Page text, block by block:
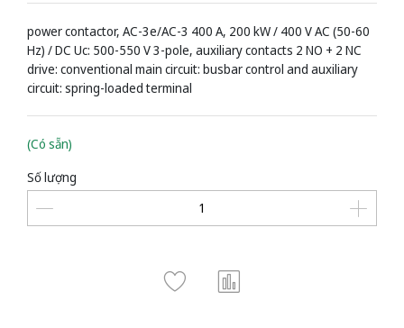
power contactor, AC-3e/AC-3 400 A, 200 kW / 400 V AC (50-60
Hz) / DC Uc: 500-550 V 3-pole, auxiliary contacts 2 NO + 2 NC
drive: conventional main circuit: busbar control and auxiliary
circuit: spring-loaded terminal
(Có sẵn)
Số lượng